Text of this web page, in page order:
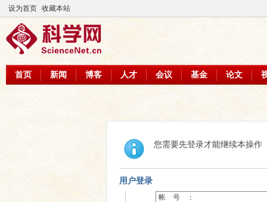
设为首页 收藏本站
首页 新闻 博客 人才 会议 基金 论文
您需要先登录才能继续本操作
用户登录
帐 号 ：